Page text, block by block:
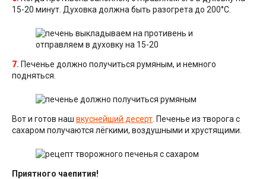
15-20 минут. Духовка должна быть разогрета до 200°С.
7. Печенье должно получиться румяным, и немного
подняться.
Вот и готов наш вкуснейший десерт . Печенье из творога с
сахаром получаются лёгкими, воздушными и хрустящими.
Приятного чаепития!